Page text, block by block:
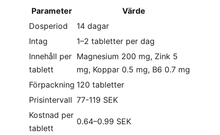
Parameter
Värde
Dosperiod
14 dagar
Intag
1–2 tabletter per dag
Innehåll per
tablett
Magnesium 200 mg, Zink 5
mg, Koppar 0.5 mg, B6 0.7 mg
Förpackning 120 tabletter
Prisintervall 77-119 SEK
Kostnad per
tablett
0.64–0.99 SEK